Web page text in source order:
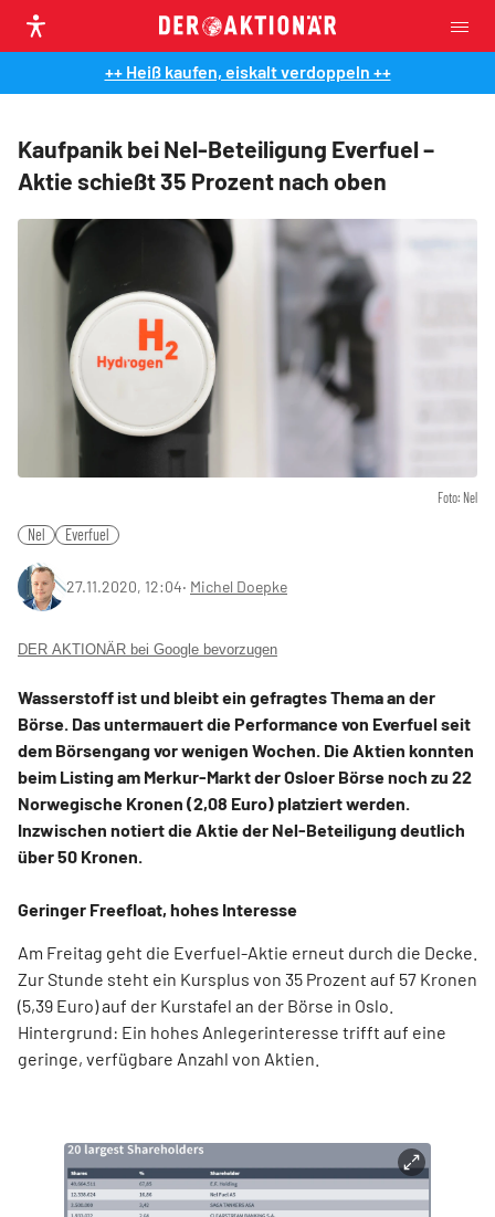
++ Heiß kaufen, eiskalt verdoppeln ++
Kaufpanik bei Nel-Beteiligung Everfuel –
Aktie schießt 35 Prozent nach oben
Foto: Nel
Nel Everfuel
27.11.2020, 12:04‧ Michel Doepke
DER AKTIONÄR bei Google bevorzugen
Wasserstoff ist und bleibt ein gefragtes Thema an der
Börse. Das untermauert die Performance von Everfuel seit
dem Börsengang vor wenigen Wochen. Die Aktien konnten
beim Listing am Merkur-Markt der Osloer Börse noch zu 22
Norwegische Kronen (2,08 Euro) platziert werden.
Inzwischen notiert die Aktie der Nel-Beteiligung deutlich
über 50 Kronen.
Geringer Freefloat, hohes Interesse
Am Freitag geht die Everfuel-Aktie erneut durch die Decke.
Zur Stunde steht ein Kursplus von 35 Prozent auf 57 Kronen
(5,39 Euro) auf der Kurstafel an der Börse in Oslo.
Hintergrund: Ein hohes Anlegerinteresse trifft auf eine
geringe, verfügbare Anzahl von Aktien.